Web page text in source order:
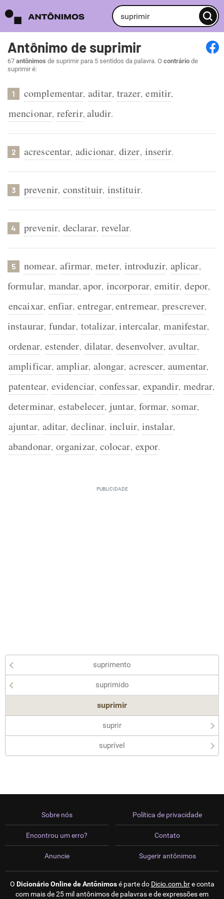
Antônimo de suprimir
67 antônimos de suprimir para 5 sentidos da palavra. O contrário de
suprimir é:
1 complementar, aditar, trazer, emitir,
mencionar, referir, aludir.
2 acrescentar, adicionar, dizer, inserir.
3 prevenir, constituir, instituir.
4 prevenir, declarar, revelar.
5 nomear, afirmar, meter, introduzir, aplicar,
formular, mandar,apor, incorporar, emitir, depor,
encaixar, enfiar, entregar,entremear, prescrever,
instaurar, fundar, totalizar,intercalar, manifestar,
ordenar, estender, dilatar, desenvolver, avultar,
amplificar, ampliar, alongar, acrescer, aumentar,
patentear, evidenciar, confessar, expandir, medrar,
determinar, estabelecer, juntar, formar, somar,
ajuntar, aditar, declinar, incluir, instalar,
abandonar, organizar, colocar, expor.
suprimento
suprimido
suprimir
suprir
suprível
Sobre nós
Encontrou um erro?
Anuncie
Política de privacidade
Contato
Sugerir antônimos
O Dicionário Online de Antônimosé parte do Dicio.com.bre conta
com mais de 25 mil antônimos de palavras e de expressões em